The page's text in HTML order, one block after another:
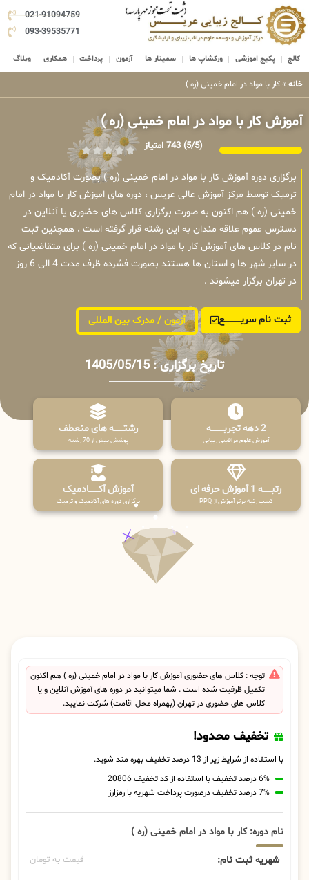
021-91094759
093-39535771
کالج پکیج اموزشی ورکشاپ ها سمینار ها آزمون پرداخت همکاری وبلاگ
خانه » کار با مواد در امام خمینی (ره )
آموزش کار با مواد در امام خمینی (ره )
(5/5) 743 امتیاز
برگزاری دوره آموزش کار با مواد در امام خمینی (ره ) بصورت آکادمیک و
ترمیک توسط مرکز آموزش عالی عریس ، دوره های اموزش کار با مواد در امام
خمینی (ره ) هم اکنون به صورت برگزاری کلاس های حضوری یا آنلاین در
دسترس عموم علاقه مندان به این رشته قرار گرفته است ، همچنین ثبت
نام در کلاس های آموزش کار با مواد در امام خمینی (ره ) برای متقاضیانی که
در سایر شهر ها و استان ها هستند بصورت فشرده ظرف مدت 4 الی 6 روز
در تهران برگزار میشوند .
ثبت نام سریــــــــــــع آزمون / مدرک بین المللی
تاریخ برگزاری : 1405/05/15
2 دهه تجربـــــــــه
آموزش علوم مراقبتی زیبایی
رشتـــــــه های منعطف
پوشش بیش از 70 رشته
رتبــــــه 1 آموزش حرفه ای
کسب رتبه برتر آموزش از PPQ
آموزش آکـــــــادمیک
برگزاری دوره های آکادمیک و ترمیک
توجه : کلاس های حضوری آموزش کار با مواد در امام خمینی (ره ) هم اکنون
تکمیل ظرفیت شده است . شما میتوانید در دوره های آموزش آنلاین و یا
کلاس های حضوری در تهران (بهمراه محل اقامت) شرکت نمایید.
تخفیف محدود!
با استفاده از شرایط زیر از 13 درصد تخفیف بهره مند شوید.
6% درصد تخفیف با استفاده از کد تخفیف 20806
7% درصد تخفیف درصورت پرداخت شهریه با رمزارز
نام دوره: کار با مواد در امام خمینی (ره )
شهریه ثبت نام: قیمت به تومان